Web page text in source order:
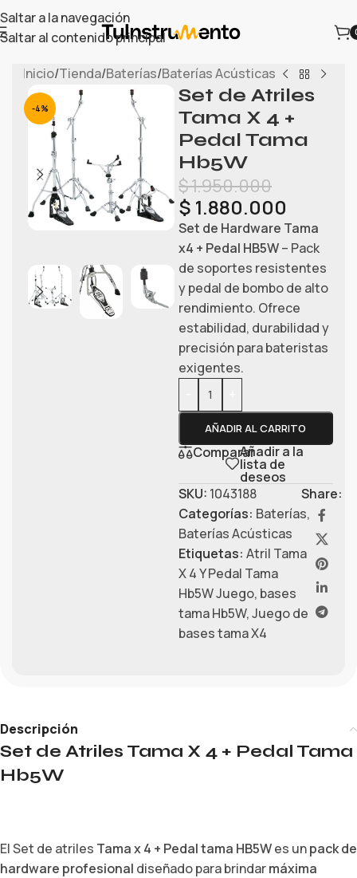
Saltar a la navegación
Saltar al contenido principal
Inicio/Tienda/Baterías/Baterías Acústicas
-4%
Set de Atriles
Tama X 4 +
Pedal Tama
Hb5W
$1.950.000
$ 1.880.000
Set de Hardware Tama
x4 + Pedal HB5W– Pack
de soportes resistentes
y pedal de bombo de alto
rendimiento. Ofrece
estabilidad, durabilidad y
precisión para bateristas
exigentes.
AÑADIR AL CARRITO
CompararAñadir a la
lista de
deseos
SKU: 1043188
Categorías: Baterías,
Baterías Acústicas
Etiquetas: Atril Tama
X 4 Y Pedal Tama
Hb5W Juego, bases
tama Hb5W,Juego de
bases tama X4
Share:
Descripción
Set de Atriles Tama X 4 + Pedal Tama
Hb5W
El Set de atriles Tama x 4 + Pedal tama HB5Wes unpack de
hardware profesional diseñado para brindarmáxima